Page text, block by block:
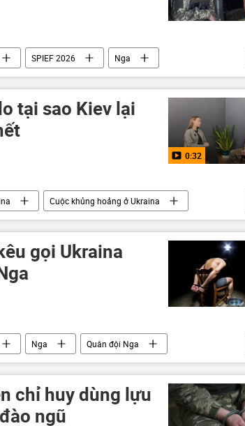
SPIEF 2026
Nga
xung đột quân sự
xung đột
Quân đội Ukraina Trẻ em
tại sao Kiev lại
0:32
Cuộc khủng hoảng ở Ukraina
Kiev
gọi Ukraina
Nga
Quân đội Nga
Quân đội Ukraina
xung đột quân sự
Bộ Ngoại giao Nga
chỉ huy dùng lựu
ngũ